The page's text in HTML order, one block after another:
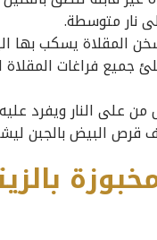
نار متوسطة.
المقلاة يسكب بها
جميع فراغات المقلاة
من على النار ويفرد
قرص البيض بالجبن